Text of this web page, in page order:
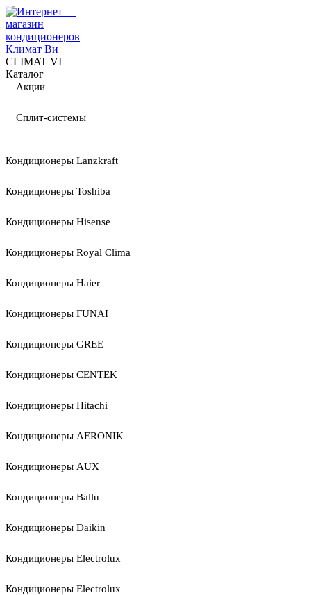
CLIMAT VI
Каталог
Акции
Сплит-системы
Кондиционеры Lanzkraft
Кондиционеры Toshiba
Кондиционеры Hisense
Кондиционеры Royal Clima
Кондиционеры Haier
Кондиционеры FUNAI
Кондиционеры GREE
Кондиционеры CENTEK
Кондиционеры Hitachi
Кондиционеры AERONIK
Кондиционеры AUX
Кондиционеры Ballu
Кондиционеры Daikin
Кондиционеры Electrolux
Кондиционеры Electrolux